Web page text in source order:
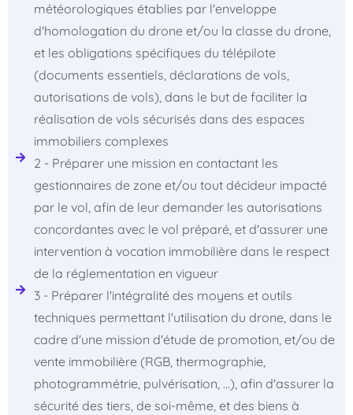
météorologiques établies par l'enveloppe
d'homologation du drone et/ou la classe du drone,
et les obligations spécifiques du télépilote
(documents essentiels, déclarations de vols,
autorisations de vols), dans le but de faciliter la
réalisation de vols sécurisés dans des espaces
immobiliers complexes
2 - Préparer une mission en contactant les
gestionnaires de zone et/ou tout décideur impacté
par le vol, afin de leur demander les autorisations
concordantes avec le vol préparé, et d'assurer une
intervention à vocation immobilière dans le respect
de la réglementation en vigueur
3 - Préparer l'intégralité des moyens et outils
techniques permettant l'utilisation du drone, dans le
cadre d'une mission d'étude de promotion, et/ou de
vente immobilière (RGB, thermographie,
photogrammétrie, pulvérisation, …), afin d'assurer la
sécurité des tiers, de soi-même, et des biens à